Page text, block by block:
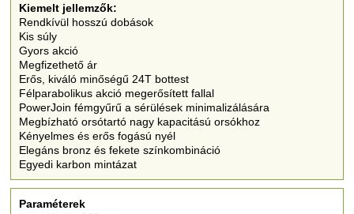
Kiemelt jellemzők:
Rendkívül hosszú dobások
Kis súly
Gyors akció
Megfizethető ár
Erős, kiváló minőségű 24T bottest
Félparabolikus akció megerősített fallal
PowerJoin fémgyűrű a sérülések minimalizálására
Megbízható orsótartó nagy kapacitású orsókhoz
Kényelmes és erős fogású nyél
Elegáns bronz és fekete színkombináció
Egyedi karbon mintázat
Paraméterek